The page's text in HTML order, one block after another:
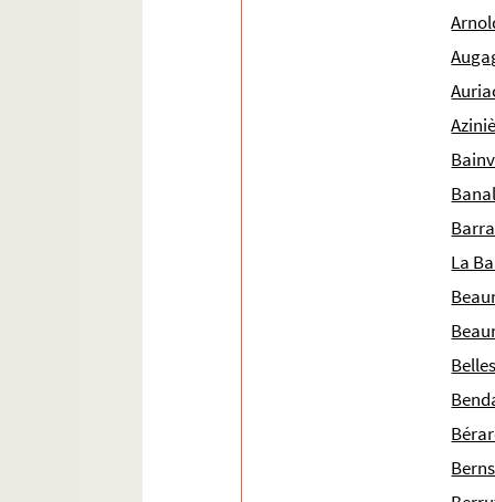
Ms 1922 (1788). Livre de comptes, en
Ms 1923 (1789). Recueil composé de deux
Ms 1924 (1790). Recueil de pièces
Ms 1925 (1791). Terrier de la communauté
Ms 1926 (1792). terrier d'Anthoine de
Ms 1927 (1793). Reconnaissance de cens
Ms 1928 (1794). « Livre cadastre de la
Ms 1929 (1795). « Livre cadastre du lieu de
Ms 1930 (1796). « Livre cadastre et terres
Ms 1931 (1797). Livre cadastre de la
Ms 1932 (1798). « Recueil des actes qui
Ms 1933 (1799). « Terrier de la seigneurie
Ms 1934 (1800). Reconnaissances de
Ms 1935 (1801). Albertus Magnus. De Laude
La